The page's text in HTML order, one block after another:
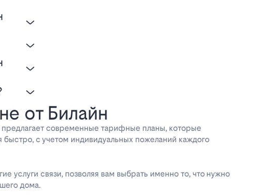
от Билайн
современные тарифные планы, которые
с учетом индивидуальных пожеланий каждого
услуги связи, позволяя вам выбрать именно то, что нужно
дома.